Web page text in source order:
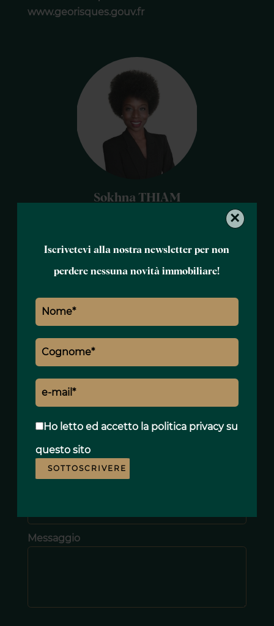
Iscrivetevi alla nostra newsletter per non
perdere nessuna novità immobiliare!
Ho letto ed accetto la politica privacysu
questo sito
SOTTOSCRIVERE
×
www.georisques.gouv.fr
Sokhna THIAM
+33 7 52 08 27 31
sokhna.thiam@polo-properties.com
Nome *
Cognome *
E-mail *
Messaggio